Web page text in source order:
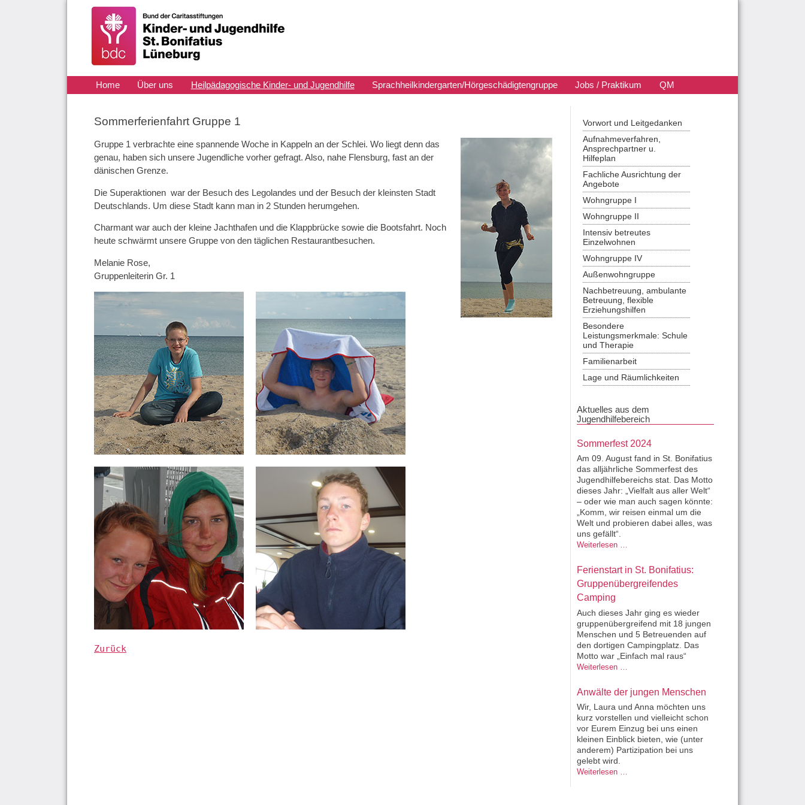
Navigation
überspringen
Home Über uns Heilpädagogische Kinder- und Jugendhilfe Sprachheilkindergarten/Hörgeschädigtengruppe Jobs / Praktikum
QM
Sommerferienfahrt Gruppe 1
Gruppe 1 verbrachte eine spannende Woche in Kappeln an der Schlei. Wo liegt denn das
genau, haben sich unsere Jugendliche vorher gefragt. Also, nahe Flensburg, fast an der
dänischen Grenze.
Die Superaktionen war der Besuch des Legolandes und der Besuch der kleinsten Stadt
Deutschlands. Um diese Stadt kann man in 2 Stunden herumgehen.
Charmant war auch der kleine Jachthafen und die Klappbrücke sowie die Bootsfahrt. Noch
heute schwärmt unsere Gruppe von den täglichen Restaurantbesuchen.
Melanie Rose,
Gruppenleiterin Gr. 1
Zurück
Vorwort und Leitgedanken
Aufnahmeverfahren,
Ansprechpartner u.
Hilfeplan
Fachliche Ausrichtung der
Angebote
Wohngruppe I
Wohngruppe II
Intensiv betreutes
Einzelwohnen
Wohngruppe IV
Außenwohngruppe
Nachbetreuung, ambulante
Betreuung, flexible
Erziehungshilfen
Besondere
Leistungsmerkmale: Schule
und Therapie
Familienarbeit
Lage und Räumlichkeiten
Aktuelles aus dem
Jugendhilfebereich
Sommerfest 2024
Am 09. August fand in St. Bonifatius
das alljährliche Sommerfest des
Jugendhilfebereichs stat. Das Motto
dieses Jahr: „Vielfalt aus aller Welt“
– oder wie man auch sagen könnte:
„Komm, wir reisen einmal um die
Welt und probieren dabei alles, was
uns gefällt“.
Weiterlesen …
Ferienstart in St. Bonifatius:
Gruppenübergreifendes
Camping
Auch dieses Jahr ging es wieder
gruppenübergreifend mit 18 jungen
Menschen und 5 Betreuenden auf
den dortigen Campingplatz. Das
Motto war „Einfach mal raus“
Weiterlesen …
Anwälte der jungen Menschen
Wir, Laura und Anna möchten uns
kurz vorstellen und vielleicht schon
vor Eurem Einzug bei uns einen
kleinen Einblick bieten, wie (unter
anderem) Partizipation bei uns
gelebt wird.
Weiterlesen …